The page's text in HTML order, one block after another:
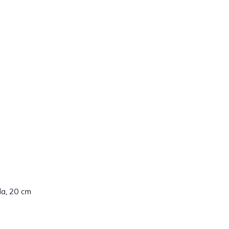
20 cm